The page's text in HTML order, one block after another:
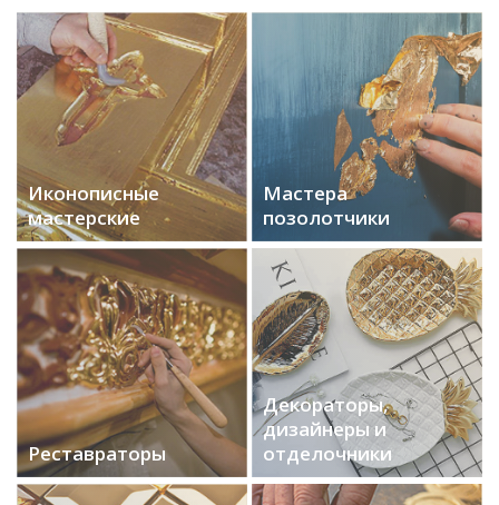
Иконописные
мастерские
Мастера
позолотчики
Реставраторы
Декораторы,
дизайнеры и
отделочники